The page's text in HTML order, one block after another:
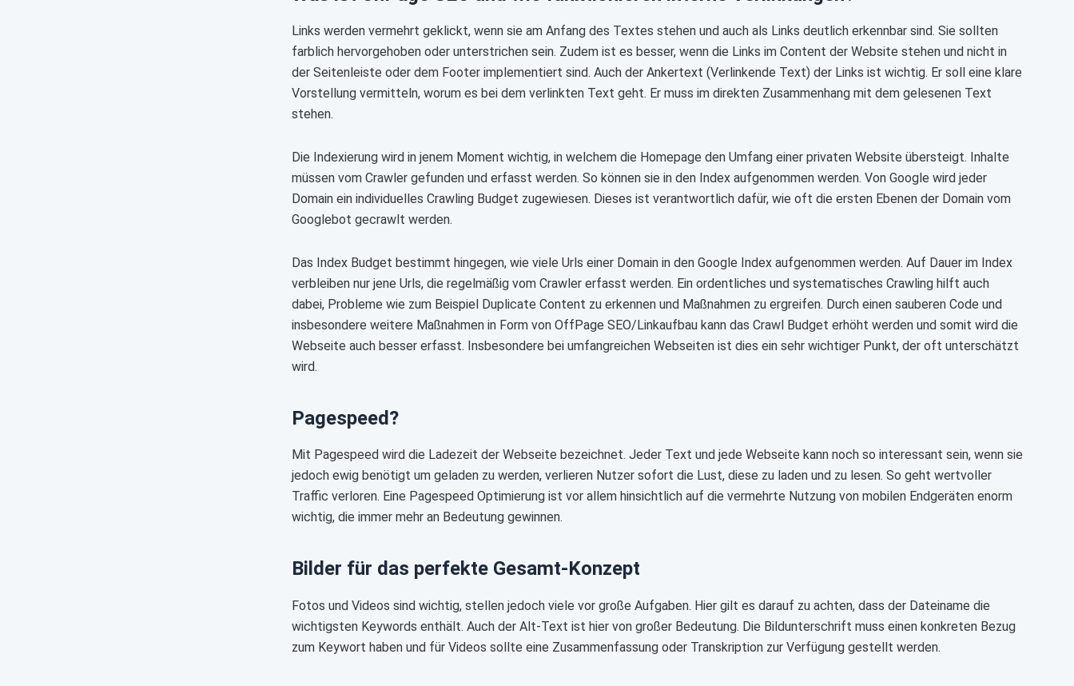
Links werden vermehrt geklickt, wenn sie am Anfang des Textes stehen und auch als Links deutlich erkennbar sind. Sie sollten
farblich hervorgehoben oder unterstrichen sein. Zudem ist es besser, wenn die Links im Content der Website stehen und nicht in
der Seitenleiste oder dem Footer implementiert sind. Auch der Ankertext (Verlinkende Text) der Links ist wichtig. Er soll eine klare
Vorstellung vermitteln, worum es bei dem verlinkten Text geht. Er muss im direkten Zusammenhang mit dem gelesenen Text
stehen.
Die Indexierung wird in jenem Moment wichtig, in welchem die Homepage den Umfang einer privaten Website übersteigt. Inhalte
müssen vom Crawler gefunden und erfasst werden. So können sie in den Index aufgenommen werden. Von Google wird jeder
Domain ein individuelles Crawling Budget zugewiesen. Dieses ist verantwortlich dafür, wie oft die ersten Ebenen der Domain vom
Googlebot gecrawlt werden.
Das Index Budget bestimmt hingegen, wie viele Urls einer Domain in den Google Index aufgenommen werden. Auf Dauer im Index
verbleiben nur jene Urls, die regelmäßig vom Crawler erfasst werden. Ein ordentliches und systematisches Crawling hilft auch
dabei, Probleme wie zum Beispiel Duplicate Content zu erkennen und Maßnahmen zu ergreifen. Durch einen sauberen Code und
insbesondere weitere Maßnahmen in Form von OffPage SEO/Linkaufbau kann das Crawl Budget erhöht werden und somit wird die
Webseite auch besser erfasst. Insbesondere bei umfangreichen Webseiten ist dies ein sehr wichtiger Punkt, der oft unterschätzt
wird.
Pagespeed?
Mit Pagespeed wird die Ladezeit der Webseite bezeichnet. Jeder Text und jede Webseite kann noch so interessant sein, wenn sie
jedoch ewig benötigt um geladen zu werden, verlieren Nutzer sofort die Lust, diese zu laden und zu lesen. So geht wertvoller
Traffic verloren. Eine Pagespeed Optimierung ist vor allem hinsichtlich auf die vermehrte Nutzung von mobilen Endgeräten enorm
wichtig, die immer mehr an Bedeutung gewinnen.
Bilder für das perfekte Gesamt-Konzept
Fotos und Videos sind wichtig, stellen jedoch viele vor große Aufgaben. Hier gilt es darauf zu achten, dass der Dateiname die
wichtigsten Keywords enthält. Auch der Alt-Text ist hier von großer Bedeutung. Die Bildunterschrift muss einen konkreten Bezug
zum Keywort haben und für Videos sollte eine Zusammenfassung oder Transkription zur Verfügung gestellt werden.